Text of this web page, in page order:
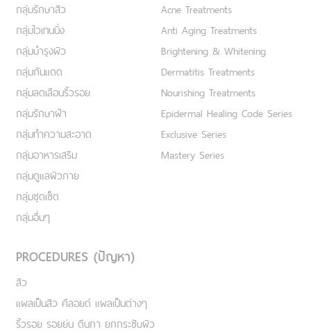
กลุ่มรักษาสิว
กลุ่มไวเทนนิ่ง
กลุ่มบำรุงผิว
กลุ่มกันแดด
กลุ่มลดเลือนริ้วรอย
กลุ่มรักษาฝ้า
กลุ่มทำความสะอาด
กลุ่มอาหารเสริม
กลุ่มดูแลผิวกาย
กลุ่มชุดเซ็ต
กลุ่มอื่นๆ
Acne Treatments
Anti Aging Treatments
Brightening & Whitening
Dermatitis Treatments
Nourishing Treatments
Epidermal Healing Code Series
Exclusive Series
Mastery Series
PROCEDURES (ปัญหา)
สิว
แผลเป็นสิว คีลอยด์ แผลเป็นต่างๆ
ริ้วรอย รอยย่น ตีนกา ยกกระชับผิว